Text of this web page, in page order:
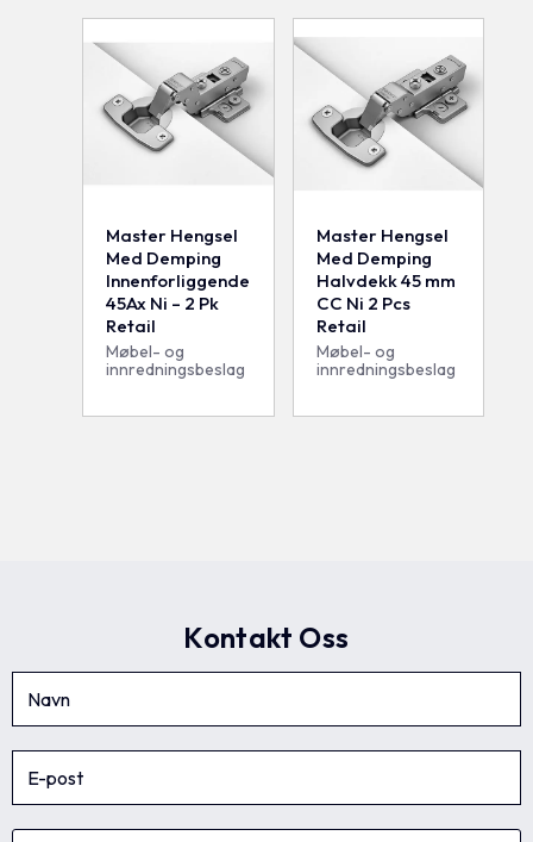
Master Hengsel
Med Demping
Innenforliggende
45Ax Ni – 2 Pk
Retail
Møbel- og
innredningsbeslag
Master Hengsel
Med Demping
Halvdekk 45 mm
CC Ni 2 Pcs
Retail
Møbel- og
innredningsbeslag
Kontakt Oss